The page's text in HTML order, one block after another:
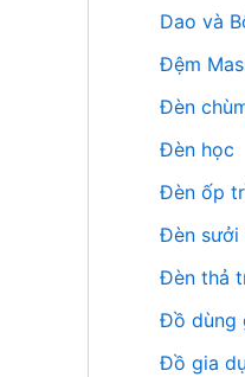
Dao và
Đệm
Đèn
Đèn học
Đèn ốp
Đèn sưởi
Đèn thả
Đồ dùng
Đồ gia